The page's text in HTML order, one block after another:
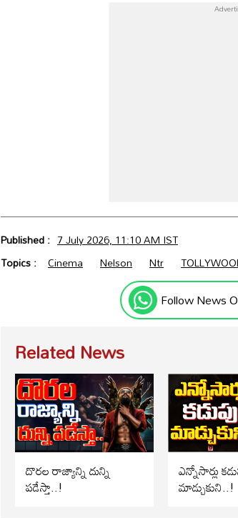
Published : 7 July 2026, 11:10 AM IST
Topics : Cinema Nelson Ntr
Follow News
Related News
దొరల రాజ్యాన్ని దున్ని
పడేస్తా..!
ఎన్నోసార్లు
మాడ్చుకుని..!